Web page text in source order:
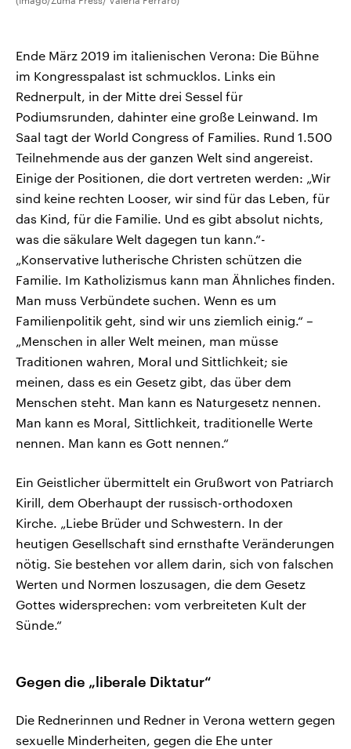
Ende März 2019 im italienischen Verona: Die Bühne
im Kongresspalast ist schmucklos. Links ein
Rednerpult, in der Mitte drei Sessel für
Podiumsrunden, dahinter eine große Leinwand. Im
Saal tagt der World Congress of Families. Rund 1.500
Teilnehmende aus der ganzen Welt sind angereist.
Einige der Positionen, die dort vertreten werden: „Wir
sind keine rechten Looser, wir sind für das Leben, für
das Kind, für die Familie. Und es gibt absolut nichts,
was die säkulare Welt dagegen tun kann.“-
„Konservative lutherische Christen schützen die
Familie. Im Katholizismus kann man Ähnliches finden.
Man muss Verbündete suchen. Wenn es um
Familienpolitik geht, sind wir uns ziemlich einig.“ –
„Menschen in aller Welt meinen, man müsse
Traditionen wahren, Moral und Sittlichkeit; sie
meinen, dass es ein Gesetz gibt, das über dem
Menschen steht. Man kann es Naturgesetz nennen.
Man kann es Moral, Sittlichkeit, traditionelle Werte
nennen. Man kann es Gott nennen.“
Ein Geistlicher übermittelt ein Grußwort von Patriarch
Kirill, dem Oberhaupt der russisch-orthodoxen
Kirche. „Liebe Brüder und Schwestern. In der
heutigen Gesellschaft sind ernsthafte Veränderungen
nötig. Sie bestehen vor allem darin, sich von falschen
Werten und Normen loszusagen, die dem Gesetz
Gottes widersprechen: vom verbreiteten Kult der
Sünde.“
Gegen die „liberale Diktatur“
Die Rednerinnen und Redner in Verona wettern gegen
sexuelle Minderheiten, gegen die Ehe unter